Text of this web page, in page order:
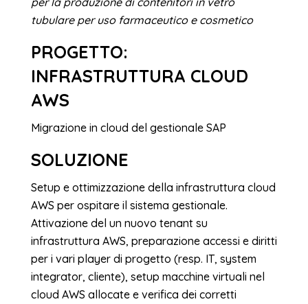
tubulare per uso farmaceutico e cosmetico
PROGETTO:
INFRASTRUTTURA CLOUD
AWS
Migrazione in cloud del gestionale SAP
SOLUZIONE
Setup e ottimizzazione della infrastruttura cloud
AWS per ospitare il sistema gestionale.
Attivazione del un nuovo tenant su
infrastruttura AWS, preparazione accessi e diritti
per i vari player di progetto (resp. IT, system
integrator, cliente), setup macchine virtuali nel
cloud AWS allocate e verifica dei corretti